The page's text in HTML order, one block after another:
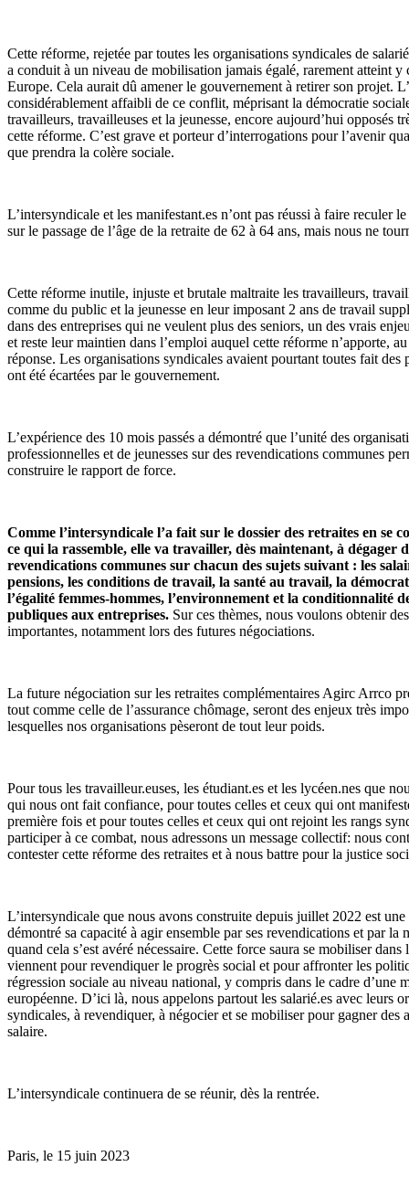
Cette réforme, rejetée par toutes les organisations syndicales de
a conduit à un niveau de mobilisation jamais égalé, rarement atteint y
Europe. Cela aurait dû amener le gouvernement à retirer son projet.
considérablement affaibli de ce conflit, méprisant la démocratie
travailleurs, travailleuses et la jeunesse, encore aujourd’hui opposés
cette réforme. C’est grave et porteur d’interrogations pour l’avenir
que prendra la colère sociale.
L’intersyndicale et les manifestant.es n’ont pas réussi à faire reculer
sur le passage de l’âge de la retraite de 62 à 64 ans, mais nous ne
Cette réforme inutile, injuste et brutale maltraite les travailleurs,
comme du public et la jeunesse en leur imposant 2 ans de travail
dans des entreprises qui ne veulent plus des seniors, un des vrais
et reste leur maintien dans l’emploi auquel cette réforme n’apporte,
réponse. Les organisations syndicales avaient pourtant toutes fait des
ont été écartées par le gouvernement.
L’expérience des 10 mois passés a démontré que l’unité des
professionnelles et de jeunesses sur des revendications communes
construire le rapport de force.
Comme l’intersyndicale l’a fait sur le dossier des retraites en se
ce qui la rassemble, elle va travailler, dès maintenant, à dégager
revendications communes sur chacun des sujets suivant : les
pensions, les conditions de travail, la santé au travail, la
l’égalité femmes-hommes, l’environnement et la conditionnalité
publiques aux entreprises. Sur ces thèmes, nous voulons obtenir
importantes, notamment lors des futures négociations.
La future négociation sur les retraites complémentaires Agirc Arrco
tout comme celle de l’assurance chômage, seront des enjeux très
lesquelles nos organisations pèseront de tout leur poids.
Pour tous les travailleur.euses, les étudiant.es et les lycéen.nes que
qui nous ont fait confiance, pour toutes celles et ceux qui ont
première fois et pour toutes celles et ceux qui ont rejoint les rangs
participer à ce combat, nous adressons un message collectif: nous
contester cette réforme des retraites et à nous battre pour la justice
L’intersyndicale que nous avons construite depuis juillet 2022 est
démontré sa capacité à agir ensemble par ses revendications et par la
quand cela s’est avéré nécessaire. Cette force saura se mobiliser dans
viennent pour revendiquer le progrès social et pour affronter les
régression sociale au niveau national, y compris dans le cadre d’une
européenne. D’ici là, nous appelons partout les salarié.es avec leurs
syndicales, à revendiquer, à négocier et se mobiliser pour gagner des
salaire.
L’intersyndicale continuera de se réunir, dès la rentrée.
Paris, le 15 juin 2023